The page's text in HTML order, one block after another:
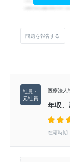
問題を報告する
医療法人
年収
在籍時期